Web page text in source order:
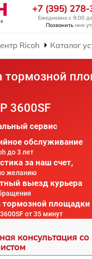
в
+7 (395)
Ежедневно с 9:00
Позвонить мне
Ricoh Каталог
тормозной
3600SF
сервис
обслуживание
до 3 лет
за наш счет,
желанию
выезд курьера
тормозной
от 35 минут
консультация со